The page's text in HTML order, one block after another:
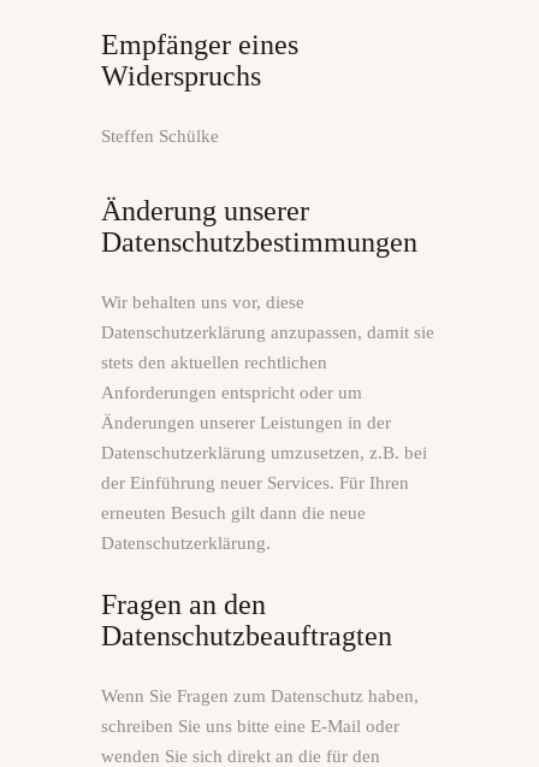
Empfänger eines
Widerspruchs
Steffen Schülke
Änderung unserer
Datenschutzbestimmungen
Wir behalten uns vor, diese
Datenschutzerklärung anzupassen, damit sie
stets den aktuellen rechtlichen
Anforderungen entspricht oder um
Änderungen unserer Leistungen in der
Datenschutzerklärung umzusetzen, z.B. bei
der Einführung neuer Services. Für Ihren
erneuten Besuch gilt dann die neue
Datenschutzerklärung.
Fragen an den
Datenschutzbeauftragten
Wenn Sie Fragen zum Datenschutz haben,
schreiben Sie uns bitte eine E‑Mail oder
wenden Sie sich direkt an die für den